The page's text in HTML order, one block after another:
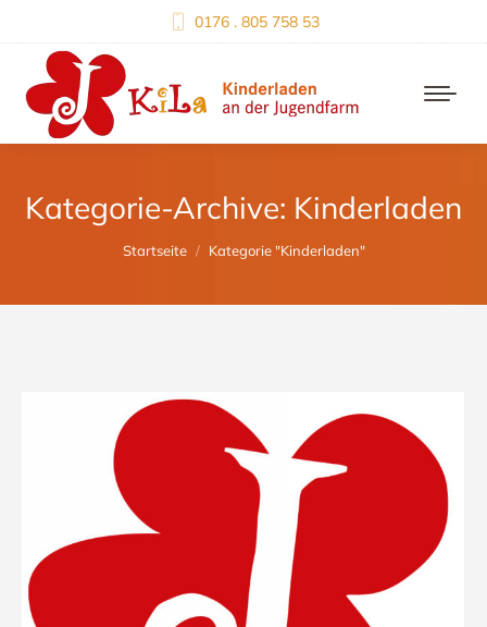
0176 . 805 758 53
Kategorie-Archive: Kinderladen
Du bist hier:
Startseite Kategorie "Kinderladen"